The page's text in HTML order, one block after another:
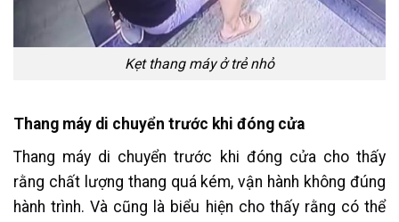
Kẹt thang máy ở trẻ nhỏ
Thang máy di chuyển trước khi đóng cửa
Thang máy di chuyển trước khi đóng cửa cho thấy
rằng chất lượng thang quá kém, vận hành không đúng
hành trình. Và cũng là biểu hiện cho thấy rằng có thể